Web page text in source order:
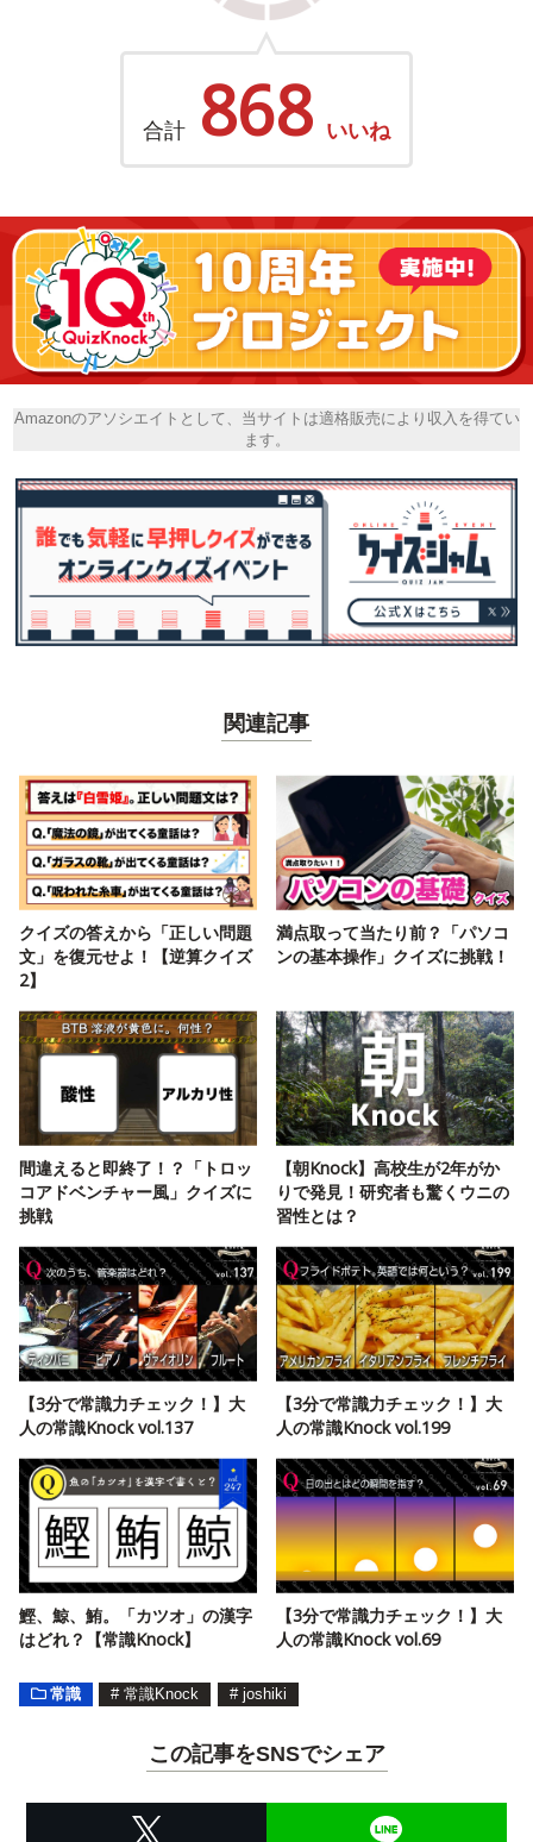
合計 868 いいね
Amazonのアソシエイトとして、当サイトは適格販売により収入を得てい
ます。
関連記事
クイズの答えから「正しい問題
文」を復元せよ！【逆算クイズ
2】
満点取って当たり前？「パソコ
ンの基本操作」クイズに挑戦！
間違えると即終了！？「トロッ
コアドベンチャー風」クイズに
挑戦
【朝Knock】高校生が2年がか
りで発見！研究者も驚くウニの
習性とは？
【3分で常識力チェック！】大
人の常識Knock vol.137
【3分で常識力チェック！】大
人の常識Knock vol.199
鰹、鯨、鮪。「カツオ」の漢字
はどれ？【常識Knock】
【3分で常識力チェック！】大
人の常識Knock vol.69
常識 # 常識Knock # joshiki
この記事をSNSでシェア